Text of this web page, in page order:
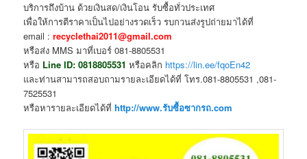
บริการถึงบ้าน ด้วยเงินสด/เงินโอน รับซื้อทั่วประเทศ
เพื่อให้การตีราคาเป็นไปอย่างรวดเร็ว รบกวนส่งรูปถ่ายมาได้ที่
email :recyclethai2011@gmail.com
หรือส่ง MMS มาที่เบอร์ 081-8805531
หรือ Line ID:0818805531 หรือคลิก https://lin.ee/fqoEn42
และท่านสามารถสอบถามรายละเอียดได้ที่ โทร.081-8805531 ,081-
7525531
หรือหารายละเอียดได้ที่ http://www.รับซื้อซากรถ.com